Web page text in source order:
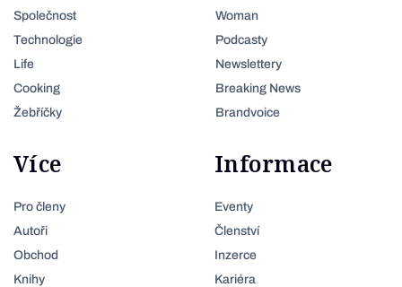
Společnost
Technologie
Life
Cooking
Žebříčky
Woman
Podcasty
Newslettery
Breaking News
Brandvoice
Více
Pro členy
Autoři
Obchod
Knihy
Informace
Eventy
Členství
Inzerce
Kariéra